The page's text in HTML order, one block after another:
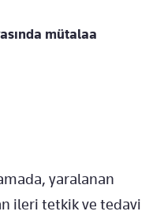
mütalaa
yaralanan
ileri tetkik ve tedavi